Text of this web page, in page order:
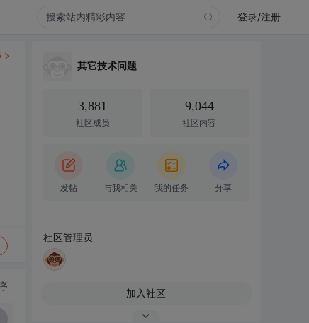
登录/注册
其它技术问题
3,881
社区成员
9,044
社区内容
发帖 与我相关 我的任务 分享
社区管理员
加入社区